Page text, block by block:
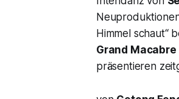
Himmel schaut“
Grand Macabre
präsentieren